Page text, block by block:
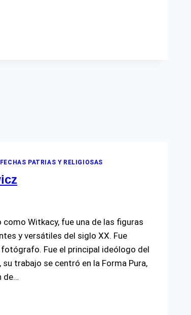
PATRIAS Y RELIGIOSAS
Witkacy, fue una de las figuras
y versátiles del siglo XX. Fue
Fue el principal ideólogo del
trabajo se centró en la Forma Pura,
de…